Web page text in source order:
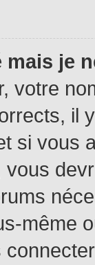
je
votre
il
si vous
vous
même